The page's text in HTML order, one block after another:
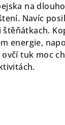
na
Navíc
štěňátkach.
energie,
tuk moc